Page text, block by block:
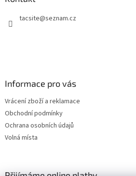
tacsite@seznam.cz
Informace pro vás
Vrácení zboží a reklamace
Obchodní podmínky
Ochrana osobních údajů
Volná místa